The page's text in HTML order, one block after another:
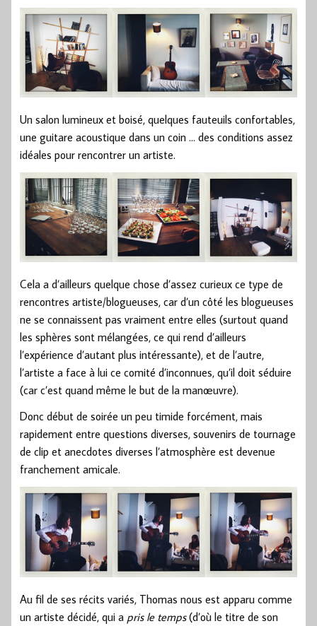
Un salon lumineux et boisé, quelques fauteuils confortables,
une guitare acoustique dans un coin … des conditions assez
idéales pour rencontrer un artiste.
Cela a d’ailleurs quelque chose d’assez curieux ce type de
rencontres artiste/blogueuses, car d’un côté les blogueuses
ne se connaissent pas vraiment entre elles (surtout quand
les sphères sont mélangées, ce qui rend d’ailleurs
l’expérience d’autant plus intéressante), et de l’autre,
l’artiste a face à lui ce comité d’inconnues, qu’il doit séduire
(car c’est quand même le but de la manœuvre).
Donc début de soirée un peu timide forcément, mais
rapidement entre questions diverses, souvenirs de tournage
de clip et anecdotes diverses l’atmosphère est devenue
franchement amicale.
Au fil de ses récits variés, Thomas nous est apparu comme
un artiste décidé, qui a pris le temps(d’où le titre de son